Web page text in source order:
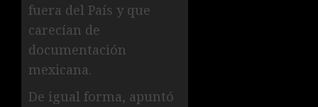
fuera del País y que
carecían de
documentación
mexicana.
De igual forma, apuntó